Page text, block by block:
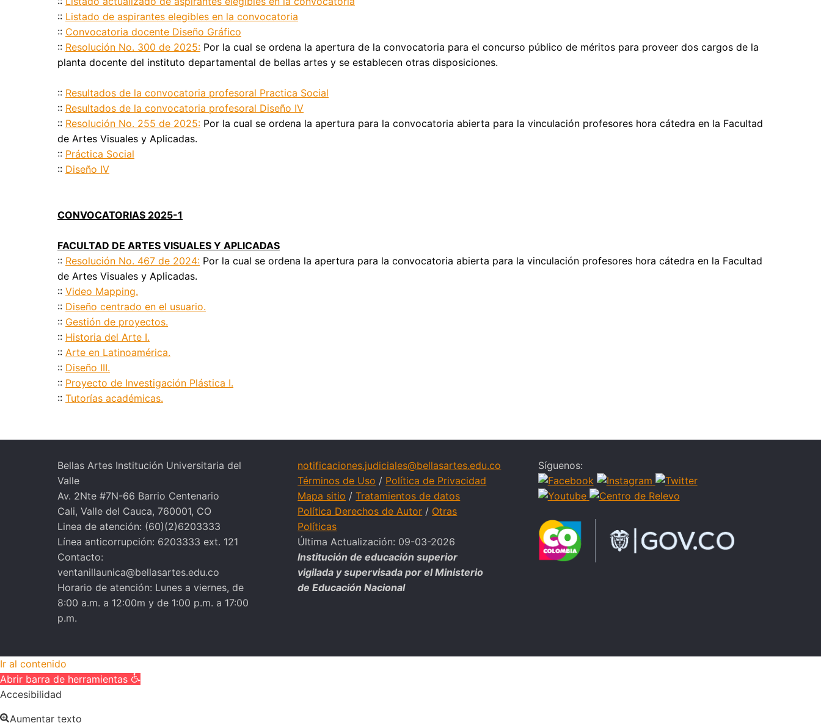
:: Listado de aspirantes elegibles en la convocatoria
:: Convocatoria docente Diseño Gráfico
:: Resolución No. 300 de 2025: Por la cual se ordena la apertura de la convocatoria para el concurso público de méritos para proveer dos cargos de la
planta docente del instituto departamental de bellas artes y se establecen otras disposiciones.
:: Resultados de la convocatoria profesoral Practica Social
:: Resultados de la convocatoria profesoral Diseño IV
:: Resolución No. 255 de 2025: Por la cual se ordena la apertura para la convocatoria abierta para la vinculación profesores hora cátedra en la Facultad
de Artes Visuales y Aplicadas.
:: Práctica Social
:: Diseño IV
CONVOCATORIAS 2025-1
FACULTAD DE ARTES VISUALES Y APLICADAS
:: Resolución No. 467 de 2024: Por la cual se ordena la apertura para la convocatoria abierta para la vinculación profesores hora cátedra en la Facultad
de Artes Visuales y Aplicadas.
:: Video Mapping.
:: Diseño centrado en el usuario.
:: Gestión de proyectos.
:: Historia del Arte I.
:: Arte en Latinoamérica.
:: Diseño III.
:: Proyecto de Investigación Plástica I.
:: Tutorías académicas.
Bellas Artes Institución Universitaria del
Valle
Av. 2Nte #7N-66 Barrio Centenario
Cali, Valle del Cauca, 760001, CO
Linea de atención: (60)(2)6203333
Línea anticorrupción: 6203333 ext. 121
Contacto:
ventanillaunica@bellasartes.edu.co
Horario de atención: Lunes a viernes, de
8:00 a.m. a 12:00m y de 1:00 p.m. a 17:00
p.m.
notificaciones.judiciales@bellasartes.edu.co
Términos de Uso / Política de Privacidad
Mapa sitio /Tratamientos de datos
Política Derechos de Autor / Otras
Políticas
Última Actualización: 09-03-2026
Institución de educación superior
vigilada y supervisada por el Ministerio
de Educación Nacional
Síguenos:
Ir al contenido
Abrir barra de herramientas
Accesibilidad
Aumentar texto